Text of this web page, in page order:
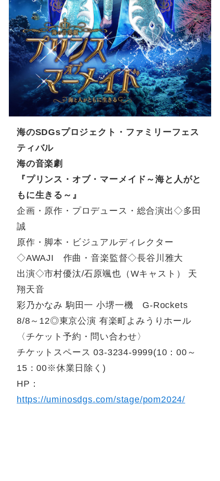
海のSDGsプロジェクト・ファミリーフェス
ティバル
海の音楽劇
『プリンス・オブ・マーメイド～海と人がと
もに生きる～』
企画・原作・プロデュース・総合演出◇多田
誠
原作・脚本・ビジュアルディレクター
◇AWAJI 作曲・音楽監督◇長谷川雅大
出演◇市村優汰/石原颯也（Wキャスト） 天
翔天音
彩乃かなみ 駒⽥一 ⼩堺⼀機 G-Rockets
8/8～12◎東京公演 有楽町よみうりホール
〈チケット予約・問い合わせ〉
チケットスペース 03-3234-9999(10：00～
15：00※休業日除く)
HP：
https://uminosdgs.com/stage/pom2024/